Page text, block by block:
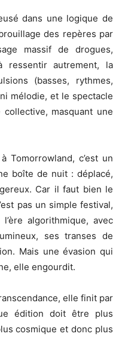
dans une logique de
des repères par
massif de drogues,
ressentir autrement, la
(basses, rythmes,
mélodie, et le spectacle
collective, masquant une
Tomorrowland, c’est un
boîte de nuit : déplacé,
Car il faut bien le
pas un simple festival,
algorithmique, avec
ses transes de
Mais une évasion qui
elle engourdit.
elle finit par
édition doit être plus
cosmique et donc plus